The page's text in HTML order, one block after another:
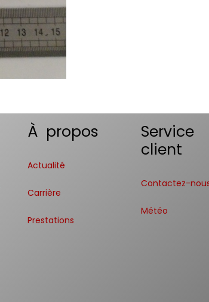
À propos
Actualité
Carrière
Prestations
Service
client
Contactez-
Météo